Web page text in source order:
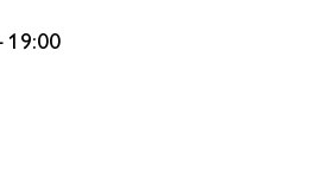
19:00